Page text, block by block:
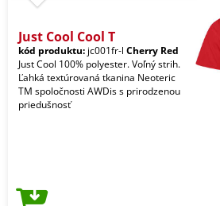
Just Cool Cool T
kód produktu: jc001fr-l Cherry Red
Just Cool 100% polyester. Voľný strih.
Ľahká textúrovaná tkanina Neoteric
TM spoločnosti AWDis s prirodzenou
priedušnosť